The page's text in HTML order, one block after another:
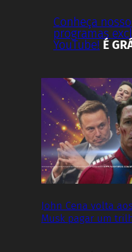
Conheça
programas
YouTube! É
John Cena volta
Musk pagar um